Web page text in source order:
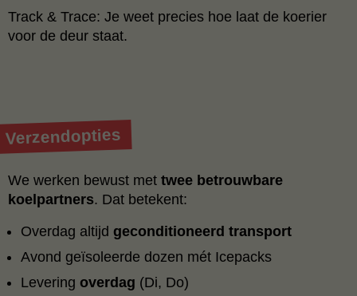
Track & Trace: Je weet precies hoe laat de koerier
voor de deur staat.
Verzendopties
We werken bewust met twee betrouwbare
koelpartners. Dat betekent:
Overdag altijd geconditioneerd transport
Avond geïsoleerde dozen mét Icepacks
Levering overdag (Di, Do)